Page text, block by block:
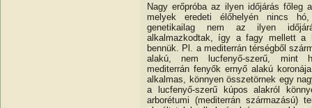
Nagy erőpróba az ilyen időjárás főleg
melyek eredeti élőhelyén nincs
genetikailag nem az ilyen
alkalmazkodtak, így a fagy mellett a
bennük. Pl. a mediterrán térségből
alakú, nem lucfenyő-szerű, mint
mediterrán fenyők ernyő alakú
alkalmas, könnyen összetörnek egy
a lucfenyő-szerű kúpos alakról
arborétumi (mediterrán származású)